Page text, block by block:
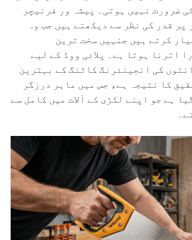
ضرورت نہیں ہوتی۔ پیشہ ور فرنیچر
قدر کی نظر سے دیکھتے ہیں جب وہ
کرتے ہیں جنہیں سخت ترین
اترنا ہوتا ہے۔ پلائی ووڈ کے لیے
کی انجینئرنگ کاٹنگ کے بہترین
کا نتیجہ ہے، جس میں ماہر درزگر
ہے جو اپنے لکڑی کے آلات میں کامل سے